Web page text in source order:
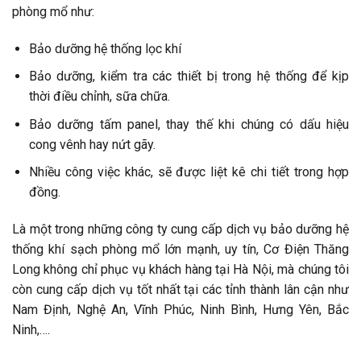
phòng mổ như:
Bảo dưỡng hệ thống lọc khí
Bảo dưỡng, kiểm tra các thiết bị trong hệ thống để kịp
thời điều chỉnh, sữa chữa.
Bảo dưỡng tấm panel, thay thế khi chúng có dấu hiệu
cong vênh hay nứt gãy.
Nhiều công việc khác, sẽ được liệt kê chi tiết trong hợp
đồng.
Là một trong những công ty cung cấp dịch vụ bảo dưỡng hệ
thống khí sạch phòng mổ lớn mạnh, uy tín, Cơ Điện Thăng
Long không chỉ phục vụ khách hàng tại Hà Nội, mà chúng tôi
còn cung cấp dịch vụ tốt nhất tại các tỉnh thành lân cận như
Nam Định, Nghệ An, Vĩnh Phúc, Ninh Bình, Hưng Yên, Bắc
Ninh,….